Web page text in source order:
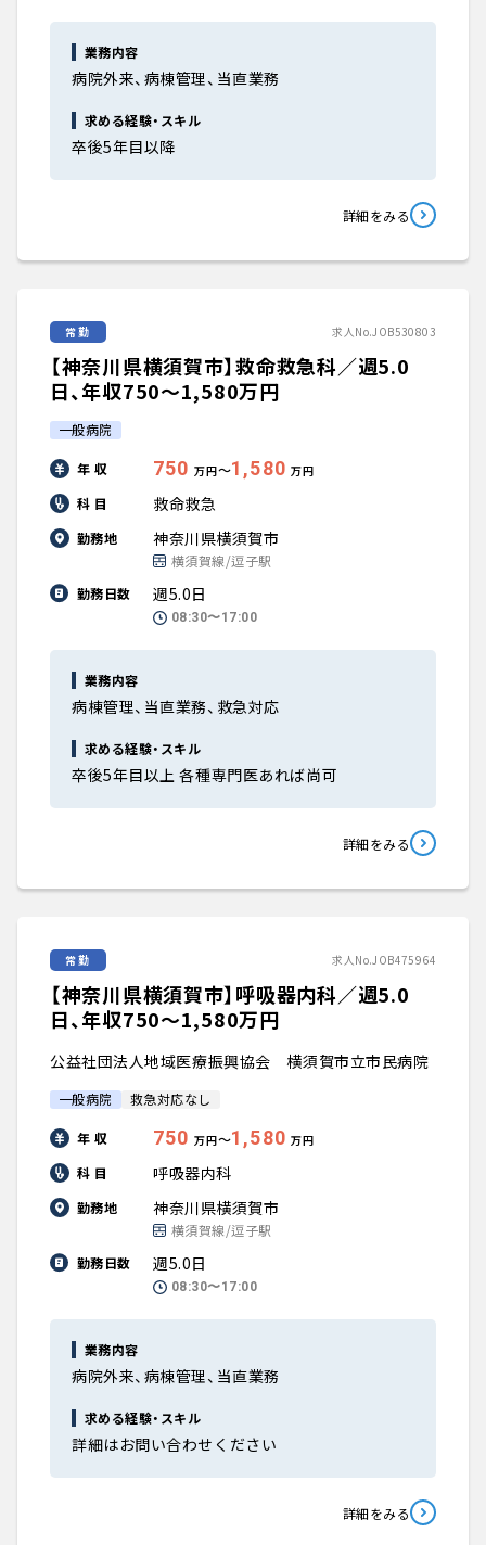
業務内容
病院外来、病棟管理、当直業務
求める経験・スキル
卒後5年目以降
詳細をみる
常勤 求人No.JOB530803
【神奈川県横須賀市】救命救急科／週5.0
日、年収750〜1,580万円
一般病院
年 収 750 万円〜1,580 万円
科 目 救命救急
勤務地 神奈川県横須賀市
横須賀線/逗子駅
勤務日数
週5.0日
08:30〜17:00
業務内容
病棟管理、当直業務、救急対応
求める経験・スキル
卒後5年目以上 各種専門医あれば尚可
詳細をみる
常勤 求人No.JOB475964
【神奈川県横須賀市】呼吸器内科／週5.0
日、年収750〜1,580万円
公益社団法人地域医療振興協会 横須賀市立市民病院
一般病院 救急対応なし
年 収 750 万円〜1,580 万円
科 目 呼吸器内科
勤務地 神奈川県横須賀市
横須賀線/逗子駅
勤務日数
週5.0日
08:30〜17:00
業務内容
病院外来、病棟管理、当直業務
求める経験・スキル
詳細はお問い合わせください
詳細をみる